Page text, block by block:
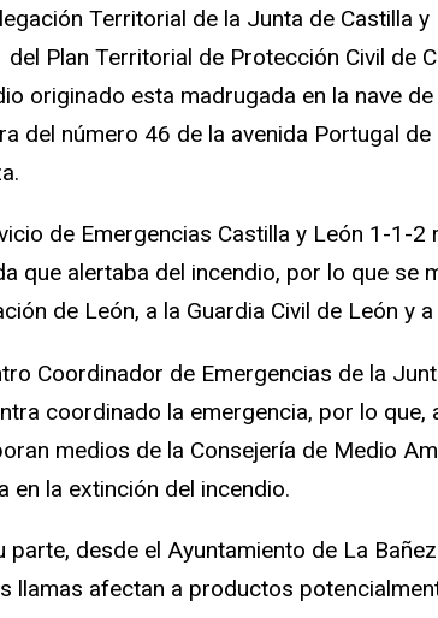
Territorial de la Junta de Castilla
del Plan Territorial de Protección Civil de
originado esta madrugada en la nave
del número 46 de la avenida Portugal
de Emergencias Castilla y León 1-1-
que alertaba del incendio, por lo que se
de León, a la Guardia Civil de León y
Coordinador de Emergencias de la
coordinado la emergencia, por lo que,
medios de la Consejería de Medio
en la extinción del incendio.
parte, desde el Ayuntamiento de La
llamas afectan a productos